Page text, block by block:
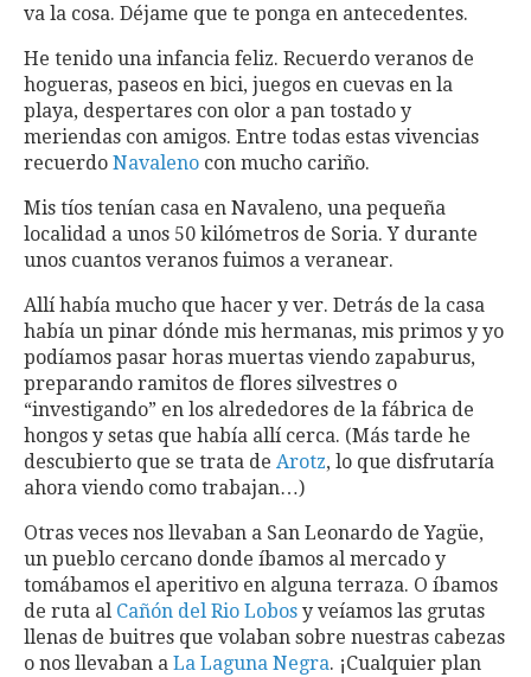
va la cosa. Déjame que te ponga en antecedentes.
He tenido una infancia feliz. Recuerdo veranos de
hogueras, paseos en bici, juegos en cuevas en la
playa, despertares con olor a pan tostado y
meriendas con amigos. Entre todas estas vivencias
recuerdo Navaleno con mucho cariño.
Mis tíos tenían casa en Navaleno, una pequeña
localidad a unos 50 kilómetros de Soria. Y durante
unos cuantos veranos fuimos a veranear.
Allí había mucho que hacer y ver. Detrás de la casa
había un pinar dónde mis hermanas, mis primos y yo
podíamos pasar horas muertas viendo zapaburus,
preparando ramitos de flores silvestres o
“investigando” en los alrededores de la fábrica de
hongos y setas que había allí cerca. (Más tarde he
descubierto que se trata de Arotz, lo que disfrutaría
ahora viendo como trabajan…)
Otras veces nos llevaban a San Leonardo de Yagüe,
un pueblo cercano donde íbamos al mercado y
tomábamos el aperitivo en alguna terraza. O íbamos
de ruta al Cañón del Rio Lobos y veíamos las grutas
llenas de buitres que volaban sobre nuestras cabezas
o nos llevaban a La Laguna Negra. ¡Cualquier plan